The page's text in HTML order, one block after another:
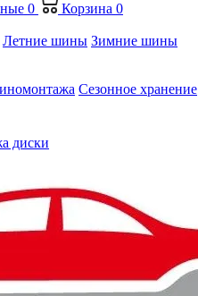
0 Корзина 0
Летние шины Зимние шины
Сезонное хранение
диски